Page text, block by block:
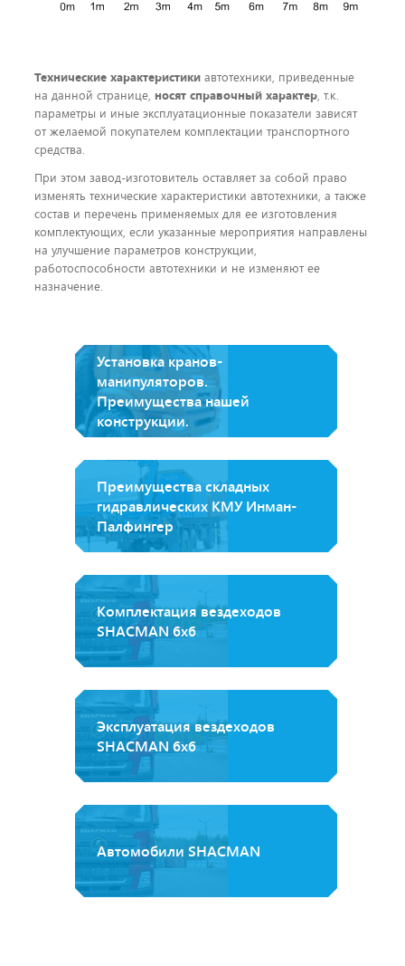
Технические характеристики автотехники, приведенные
на данной странице, носят справочный характер, т.к.
параметры и иные эксплуатационные показатели зависят
от желаемой покупателем комплектации транспортного
средства.
При этом завод-изготовитель оставляет за собой право
изменять технические характеристики автотехники, а также
состав и перечень применяемых для ее изготовления
комплектующих, если указанные мероприятия направлены
на улучшение параметров конструкции,
работоспособности автотехники и не изменяют ее
назначение.
Установка кранов-
манипуляторов.
Преимущества нашей
конструкции.
Преимущества складных
гидравлических КМУ Инман-
Палфингер
Комплектация вездеходов
SHAСMAN 6x6
Эксплуатация вездеходов
SHACMAN 6х6
Автомобили SHACMAN